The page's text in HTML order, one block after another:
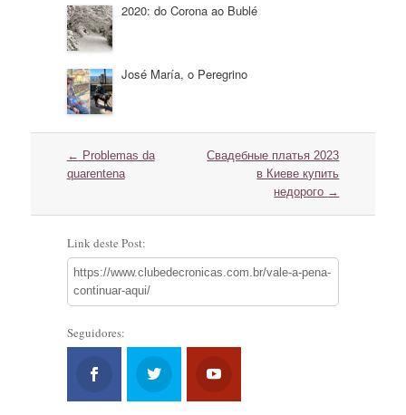
2020: do Corona ao Bublé
José María, o Peregrino
Navegação
do
← Problemas da
quarentena
Свадебные платья 2023
в Киеве купить
недорого →
Link deste Post:
https://www.clubedecronicas.com.br/vale-a-pena-
continuar-aqui/
Seguidores: